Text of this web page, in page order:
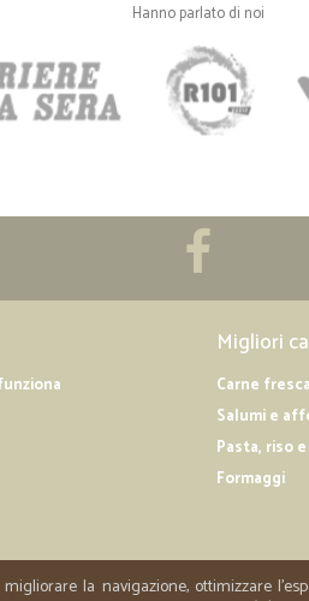
Hanno parlato di noi
Migliori
Carne
Salumi e
Pasta, riso
Formaggi
la navigazione, ottimizzare